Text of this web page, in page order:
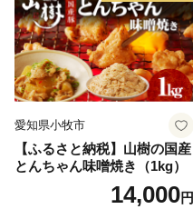
愛知県小牧市
【ふるさと納税】山樹の国産
とんちゃん味噌焼き（1kg）
14,000円